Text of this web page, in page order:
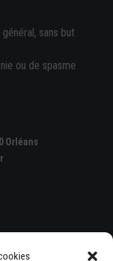
sans but
ou de spasme
Orléans